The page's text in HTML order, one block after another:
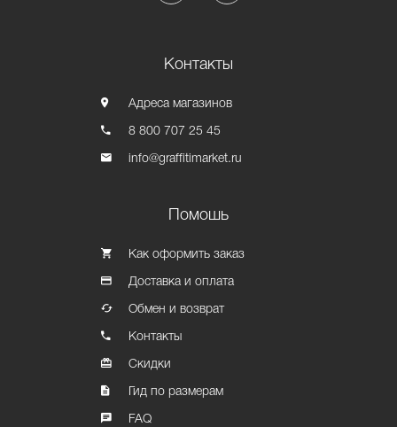
Контакты
Адреса магазинов
8 800 707 25 45
info@graffitimarket.ru
Помошь
Как оформить заказ
Доставка и оплата
Обмен и возврат
Контакты
Скидки
Гид по размерам
FAQ